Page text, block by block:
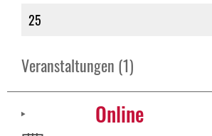
Veranstaltungen (1)
Online